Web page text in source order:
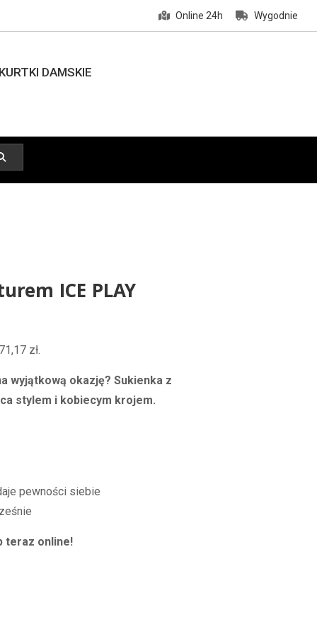
Online 24h Wygodnie
DAMSKIE
ICE PLAY
zł.
wyjątkową okazję? Sukienka z
stylem i kobiecym krojem.
pewności siebie
teraz online!